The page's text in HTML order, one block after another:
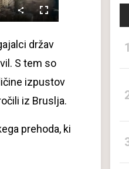
Celozaslonski
način
držav
S tem so
izpustov
iz Bruslja.
prehoda, ki